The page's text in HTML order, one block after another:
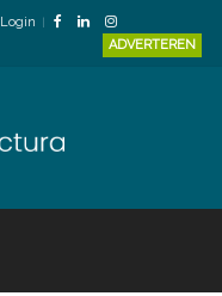
Login
ADVERTEREN